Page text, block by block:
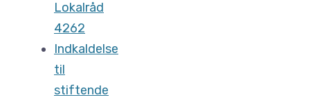
Lokalråd
4262
Indkaldelse
til
stiftende